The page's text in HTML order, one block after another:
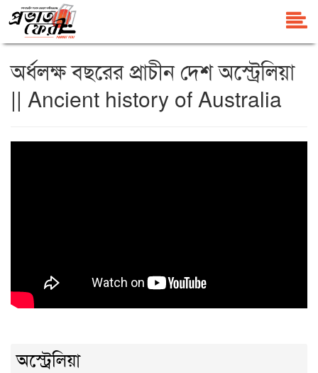
অর্ধলক্ষ বছরের প্রাচীন দেশ অস্ট্রেলিয়া
|| Ancient history of Australia
অস্ট্রেলিয়া